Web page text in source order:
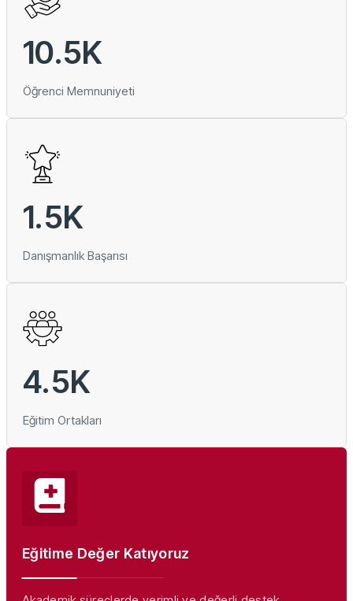
10.5K
Öğrenci Memnuniyeti
1.5K
Danışmanlık Başarısı
4.5K
Eğitim Ortakları
Eğitime Değer Katıyoruz